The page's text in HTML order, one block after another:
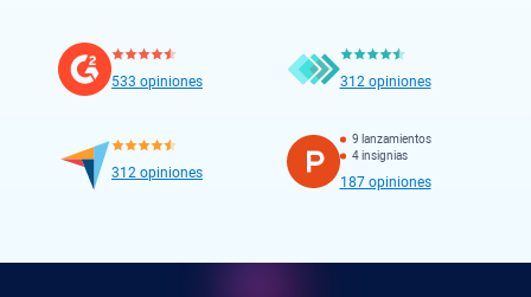
533 opiniones 312 opiniones
312 opiniones
9 lanzamientos
4 insignias
187 opiniones